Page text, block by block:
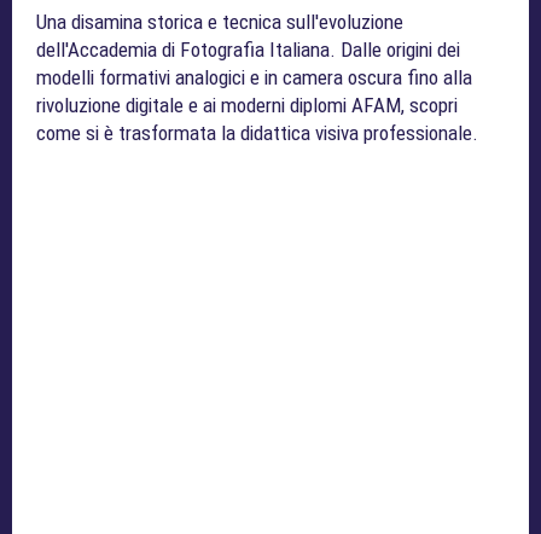
Una disamina storica e tecnica sull'evoluzione
dell'Accademia di Fotografia Italiana. Dalle origini dei
modelli formativi analogici e in camera oscura fino alla
rivoluzione digitale e ai moderni diplomi AFAM, scopri
come si è trasformata la didattica visiva professionale.